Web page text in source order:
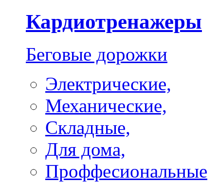
Кардиотренажеры
Беговые дорожки
Электрические,
Механические,
Складные,
Для дома,
Проффесиональные